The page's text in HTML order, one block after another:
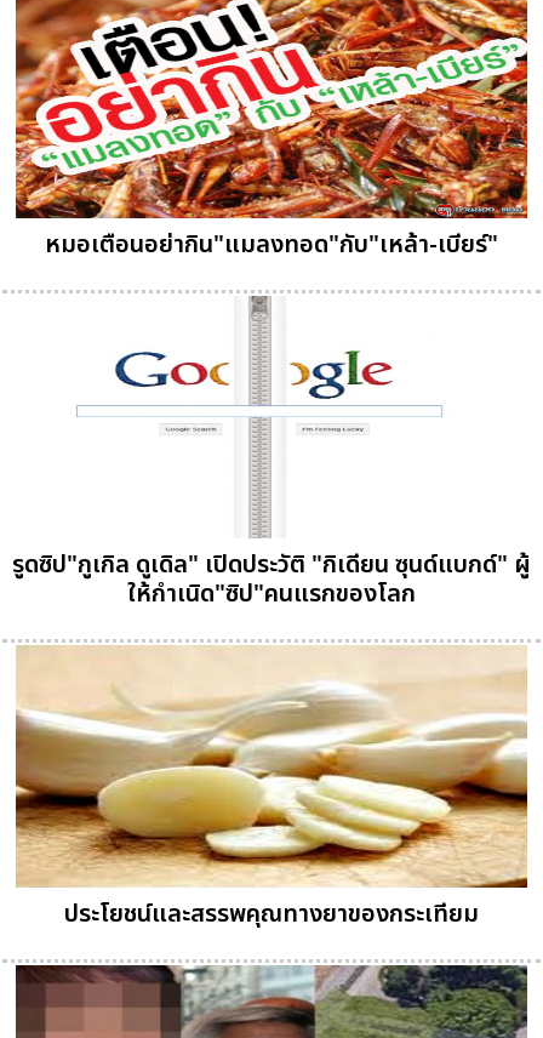
หมอเตือนอย่ากิน"แมลงทอด"กับ"เหล้า-เบียร์"
รูดซิป"กูเกิล ดูเดิล" เปิดประวัติ "กิเดียน ซุนด์แบกด์" ผู้
ให้กำเนิด"ซิป"คนแรกของโลก
ประโยชน์และสรรพคุณทางยาของกระเทียม